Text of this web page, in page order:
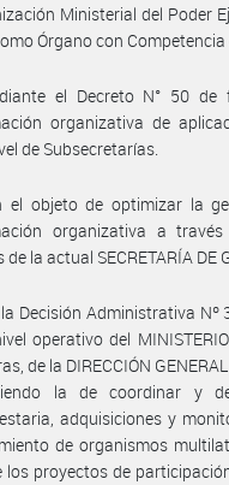
Ministerial del Poder
Órgano con
el Decreto N° 50
organizativa de
de Subsecretarías.
el objeto de optimizar la
organizativa a
la actual SECRETARÍA DE
Decisión Administrativa
operativo del
de la DIRECCIÓN
la de coordinar y
adquisiciones y
de organismos
los proyectos de